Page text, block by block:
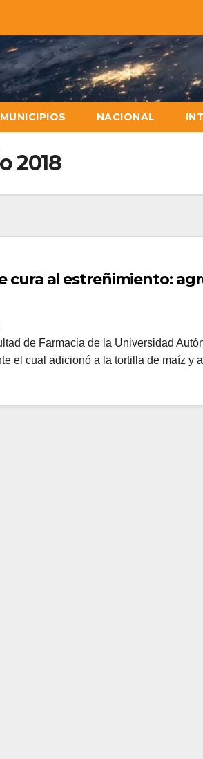
MUNICIPIOS NACIONAL
2018
cura al estreñimiento:
de Farmacia de la Universidad
el cual adicionó a la tortilla de maíz y